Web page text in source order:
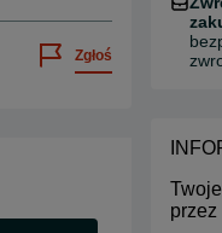
Zgłoś
przez